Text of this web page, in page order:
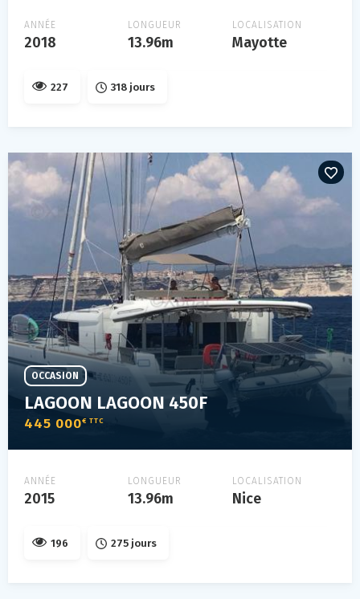
ANNÉE
2018
LONGUEUR
13.96m
LOCALISATION
Mayotte
227 318 jours
LAGOON LAGOON 450F
445 000€ TTC
OCCASION
ANNÉE
2015
LONGUEUR
13.96m
LOCALISATION
Nice
196 275 jours